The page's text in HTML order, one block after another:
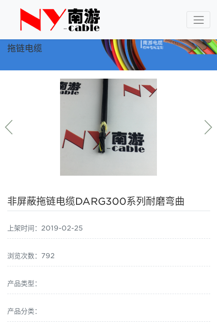
拖链电缆
非屏蔽拖链电缆DARG300系列耐磨弯曲
上架时间：2019-02-25
浏览次数：792
产品类型：
产品分类：